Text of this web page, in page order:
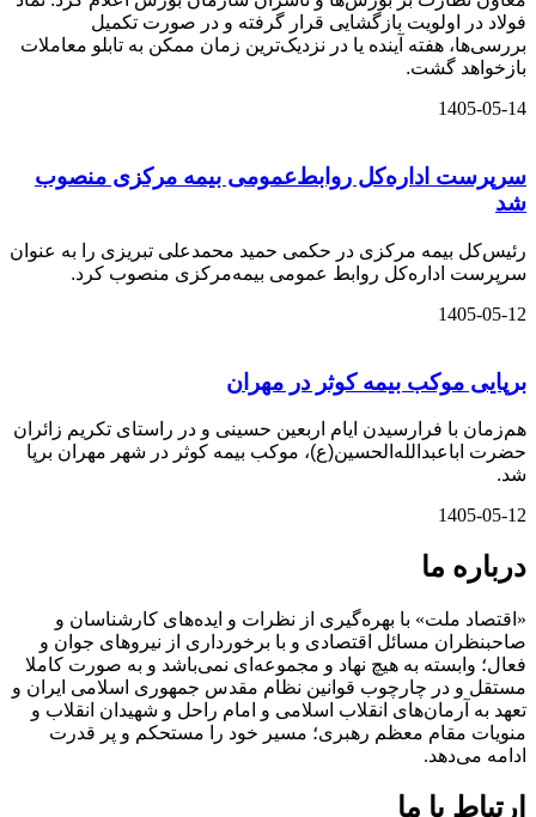
فولاد در اولویت بازگشایی قرار گرفته و در صورت تکمیل
بررسی‌ها، هفته آینده یا در نزدیک‌ترین زمان ممکن به تابلو معاملات
بازخواهد گشت.
1405-05-14
سرپرست اداره‌کل روابط‌عمومی بیمه مرکزی منصوب
شد
رئیس‌کل بیمه مرکزی در حکمی حمید محمدعلی تبریزی را به عنوان
سرپرست اداره‌کل روابط عمومی بیمه‌مرکزی منصوب کرد.
1405-05-12
برپایی موکب بیمه کوثر در مهران
هم‌زمان با فرارسیدن ایام اربعین حسینی و در راستای تکریم زائران
حضرت اباعبدالله‌الحسین(ع)، موکب بیمه کوثر در شهر مهران برپا
شد.
1405-05-12
درباره ما
«اقتصاد ملت» با بهره‌گیری از نظرات و ایده‌های کارشناسان و
صاحبنظران مسائل اقتصادی و با برخورداری از نیروهای جوان و
فعال؛ وابسته به هیچ نهاد و مجموعه‌ای نمی‌‌باشد و به صورت کاملا
مستقل و در چارچوب قوانین نظام مقدس جمهوری اسلامی ایران و
تعهد به آرمان‌های انقلاب اسلامی و امام راحل و شهیدان انقلاب و
منویات مقام معظم رهبری؛ مسیر خود را مستحکم و پر قدرت
ادامه می‌دهد.
ارتباط با ما